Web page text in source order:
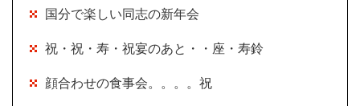
国分で楽しい同志の新年会
祝・祝・寿・祝宴のあと・・座・寿鈴
顔合わせの食事会。。。。祝